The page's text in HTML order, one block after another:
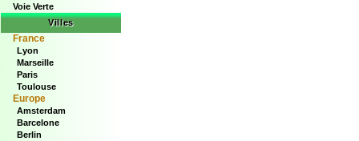
Voie Verte
Villes
France
Lyon
Marseille
Paris
Toulouse
Europe
Amsterdam
Barcelone
Berlin